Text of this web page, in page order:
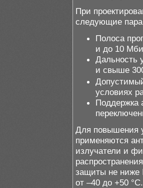
При
следующие
Полоса
и до 10
Дальность
и свыше
условиях
Поддержка
Для повышения
применяются
излучатели и
защиты не ниже
от –40 до +50 °C.